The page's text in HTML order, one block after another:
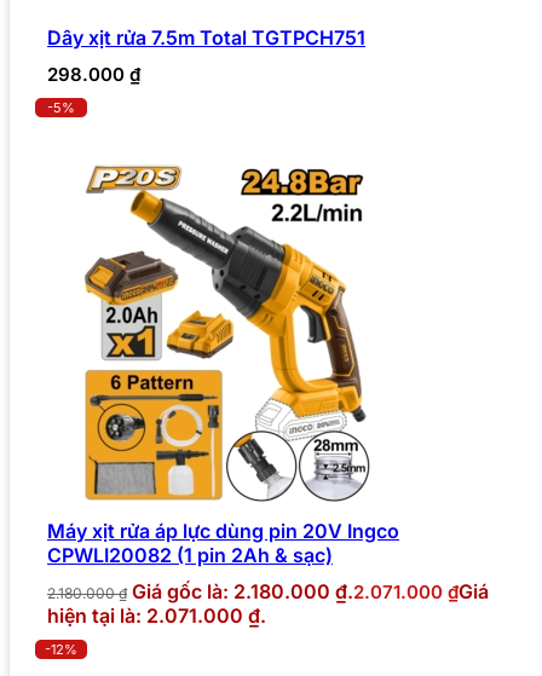
Dây xịt rửa 7.5m Total TGTPCH751
298.000 ₫
-5%
Máy xịt rửa áp lực dùng pin 20V Ingco
CPWLI20082 (1 pin 2Ah & sạc)
2.180.000₫ Giá gốc là: 2.180.000 ₫.2.071.000 ₫Giá
hiện tại là: 2.071.000 ₫.
-12%